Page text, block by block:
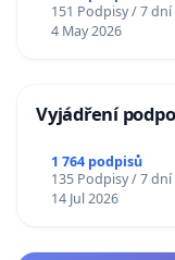
151 Podpisy / 7 dní
4 May 2026
Vyjádření
1 764 podpisů
135 Podpisy / 7 dní
14 Jul 2026